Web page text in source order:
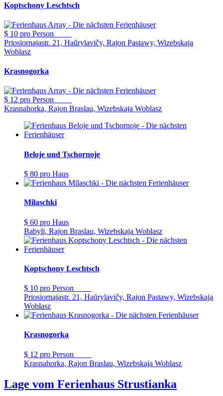
Koptschony Leschtsch
$ 10 pro Person
Priosiornajastr. 21, Haŭrylavičy, Rajon Pastawy, Wizebskaja
Woblasz
Krasnogorka
$ 12 pro Person
Krasnahorka, Rajon Braslau, Wizebskaja Woblasz
Beloje und Tschornoje
$ 80 pro Haus
Milaschki
$ 60 pro Haus
Babyli, Rajon Braslau, Wizebskaja Woblasz
Koptschony Leschtsch
$ 10 pro Person
Priosiornajastr. 21, Haŭrylavičy, Rajon Pastawy, Wizebskaja
Woblasz
Krasnogorka
$ 12 pro Person
Krasnahorka, Rajon Braslau, Wizebskaja Woblasz
Lage vom Ferienhaus Strustianka